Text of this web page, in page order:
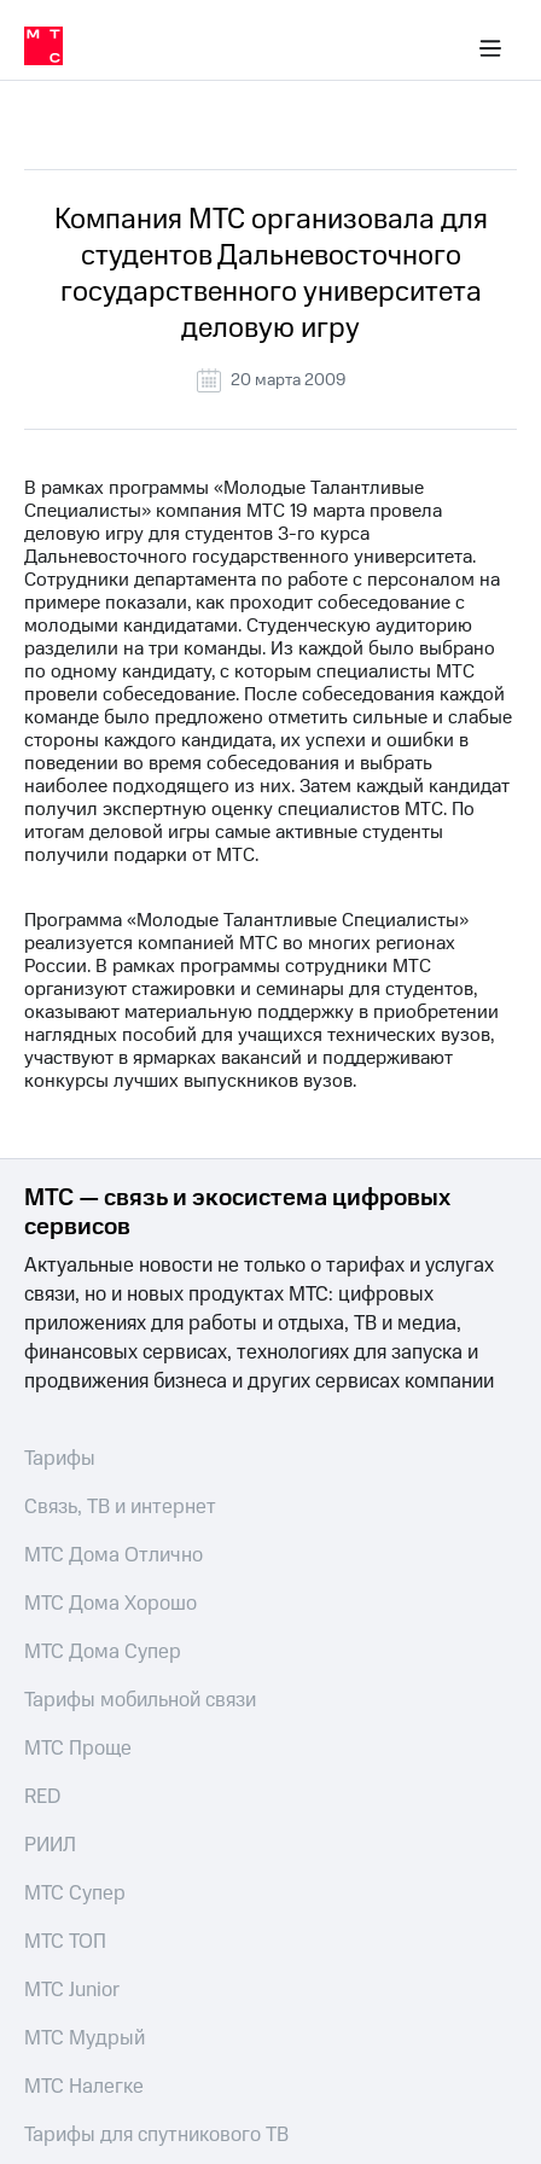
Медиа-центр
и акционерам
Устойчивое развитие
Комплаенс и деловая этика
компании
Карьера
История
компании
Руководство
информация
Медиа-центр
Пресс-
релизы
МТС
о технологиях
Достижения
Интервью
Финансовая
отчетность
Контакты
Пригласить
и акционерам
Корпоративное
управление
Корпоративный
секретарь
Раскрытие
информации
Документы
"МТС"
Собрания
Личный
кабинет
акционера
Акционерный
капитал
Контроль
Описание
Программа
приобретения
Порядок
выкупа
акций
Дивиденды
облигаций
Описание
облигаций
Другое
Реквизиты
Контакты
развитие
этика
На главную
в МТС
Пресс-
релизы
МТС
о технологиях
Компания МТС организовала для
студентов Дальневосточного
государственного университета
деловую игру
20 марта 2009
В рамках программы «Молодые Талантливые
Специалисты» компания МТС 19 марта провела
деловую игру для студентов 3-го курса
Дальневосточного государственного университета.
Сотрудники департамента по работе с персоналом на
примере показали, как проходит собеседование с
молодыми кандидатами. Студенческую аудиторию
разделили на три команды. Из каждой было выбрано
по одному кандидату, с которым специалисты МТС
провели собеседование. После собеседования каждой
команде было предложено отметить сильные и слабые
стороны каждого кандидата, их успехи и ошибки в
поведении во время собеседования и выбрать
наиболее подходящего из них. Затем каждый кандидат
получил экспертную оценку специалистов МТС. По
итогам деловой игры самые активные студенты
получили подарки от МТС.
Программа «Молодые Талантливые Специалисты»
реализуется компанией МТС во многих регионах
России. В рамках программы сотрудники МТС
организуют стажировки и семинары для студентов,
оказывают материальную поддержку в приобретении
наглядных пособий для учащихся технических вузов,
участвуют в ярмарках вакансий и поддерживают
конкурсы лучших выпускников вузов.
МТС — связь и экосистема цифровых
сервисов
Актуальные новости не только о тарифах и услугах
связи, но и новых продуктах МТС: цифровых
приложениях для работы и отдыха, ТВ и медиа,
финансовых сервисах, технологиях для запуска и
продвижения бизнеса и других сервисах компании
Тарифы
Связь, ТВ и интернет
МТС Дома Отлично
МТС Дома Хорошо
МТС Дома Супер
Тарифы мобильной связи
МТС Проще
RED
РИИЛ
МТС Супер
МТС ТОП
МТС Junior
МТС Мудрый
МТС Налегке
Тарифы для спутникового ТВ